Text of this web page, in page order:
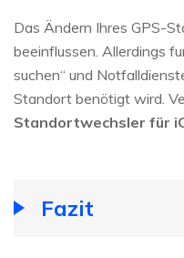
Das Ändern Ihres GPS-
beeinflussen. Allerdings
suchen“ und
Standort benötigt wird.
Standortwechsler für
Fazit